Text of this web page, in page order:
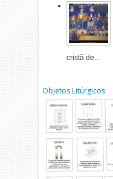
cristã de...
Objetos Litúrgicos